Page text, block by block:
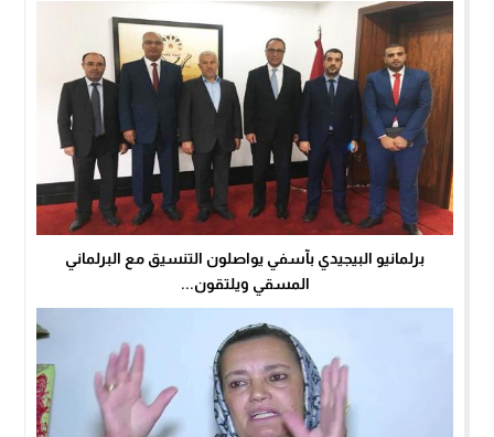
برلمانيو البيجيدي بآسفي يواصلون التنسيق مع البرلماني
المسقي ويلتقون...